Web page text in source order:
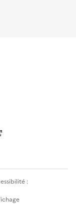
: